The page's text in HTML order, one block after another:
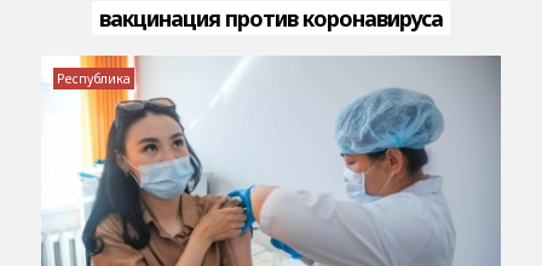
вакцинация против коронавируса
Республика